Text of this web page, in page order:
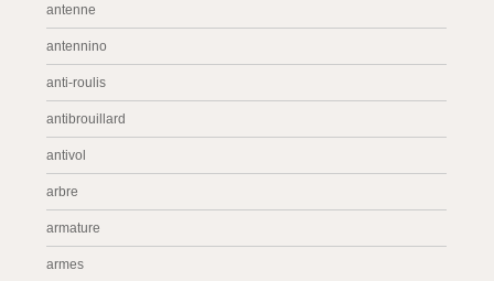
antenne
antennino
anti-roulis
antibrouillard
antivol
arbre
armature
armes